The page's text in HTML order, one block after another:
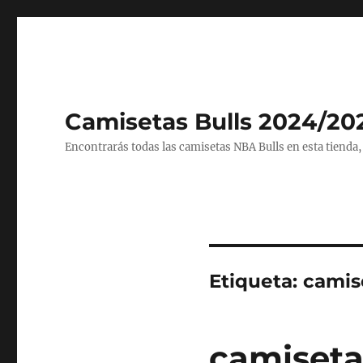
Camisetas Bulls 2024/
Encontrarás todas las camisetas NBA Bulls en esta
Etiqueta: